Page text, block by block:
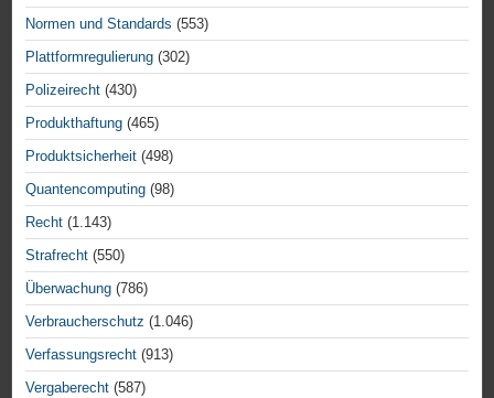
Normen und Standards (553)
Plattformregulierung (302)
Polizeirecht (430)
Produkthaftung (465)
Produktsicherheit (498)
Quantencomputing (98)
Recht (1.143)
Strafrecht (550)
Überwachung (786)
Verbraucherschutz (1.046)
Verfassungsrecht (913)
Vergaberecht (587)